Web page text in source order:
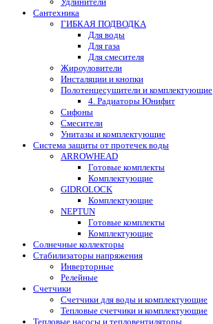
Сантехника
ГИБКАЯ ПОДВОДКА
Для воды
Для газа
Для смесителя
Жироуловители
Инсталяции и кнопки
Полотенцесушители и комплектующие
4. Радиаторы Юнифит
Сифоны
Смесители
Унитазы и комплектующие
Система защиты от протечек воды
ARROWHEAD
Готовые комплекты
Комплектующие
GIDROLOCK
Комплектующие
NEPTUN
Готовые комплекты
Комплектующие
Солнечные коллекторы
Стабилизаторы напряжения
Инверторные
Релейные
Счетчики
Счетчики для воды и комплектующие
Тепловые счетчики и комплектующие
Тепловые насосы и тепловентиляторы